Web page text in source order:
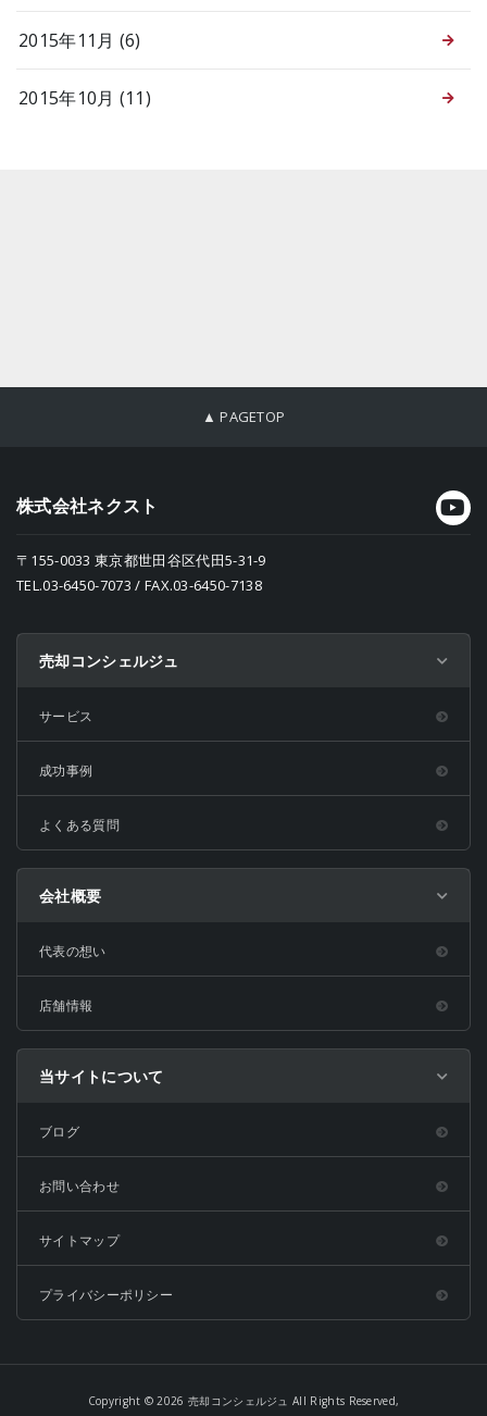
2015年11月 (6)
2015年10月 (11)
▲ PAGETOP
株式会社ネクスト
〒155-0033 東京都世田谷区代田5-31-9
TEL.03-6450-7073 / FAX.03-6450-7138
売却コンシェルジュ
サービス
成功事例
よくある質問
会社概要
代表の想い
店舗情報
当サイトについて
ブログ
お問い合わせ
サイトマップ
プライバシーポリシー
Copyright © 2026 売却コンシェルジュ All Rights Reserved,